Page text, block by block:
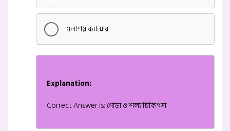
মলাশয় ক্যান্সার
Explanation:
Correct Answer is: পোড়া ও শল্য চিকিৎসা